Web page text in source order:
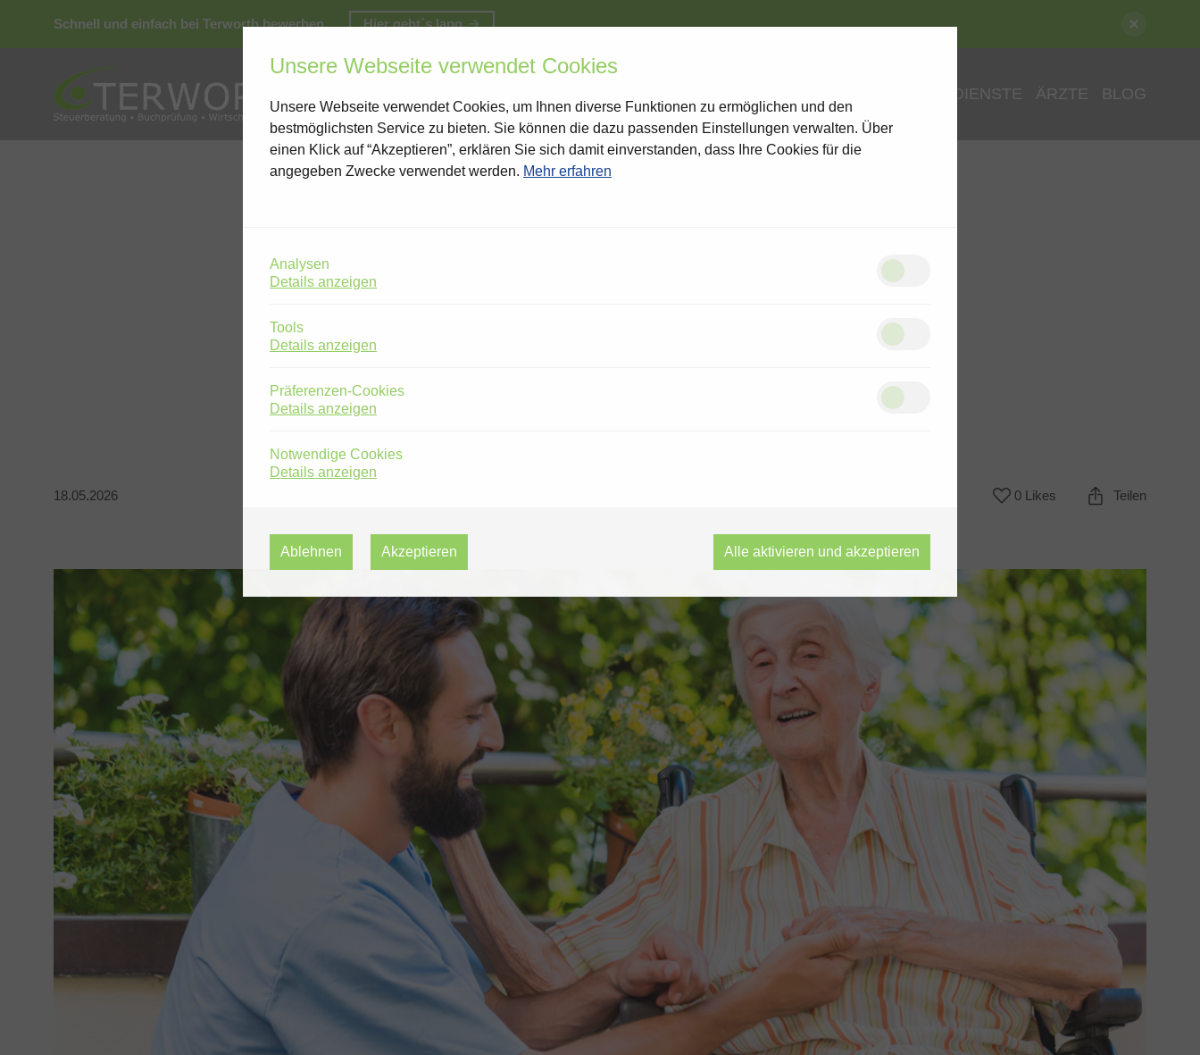
Schnell und einfach bei Terworth bewerben. Hier geht´s lang
PFLEGEDIENSTE ÄRZTE BLOG
Pflegediensten: Was Inhaber
18.05.2026 0 Likes Teilen
Unsere Webseite verwendet Cookies
Unsere Webseite verwendet Cookies, um Ihnen diverse Funktionen zu ermöglichen und den
bestmöglichsten Service zu bieten. Sie können die dazu passenden Einstellungen verwalten. Über
einen Klick auf “Akzeptieren”, erklären Sie sich damit einverstanden, dass Ihre Cookies für die
angegeben Zwecke verwendet werden. Mehr erfahren
Analysen
Details anzeigen
Tools
Details anzeigen
Präferenzen-Cookies
Details anzeigen
Notwendige Cookies
Details anzeigen
Ablehnen Akzeptieren Alle aktivieren und akzeptieren